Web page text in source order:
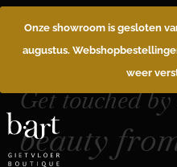
Onze showroom is gesloten
augustus.
weer
Get touched by
beauty